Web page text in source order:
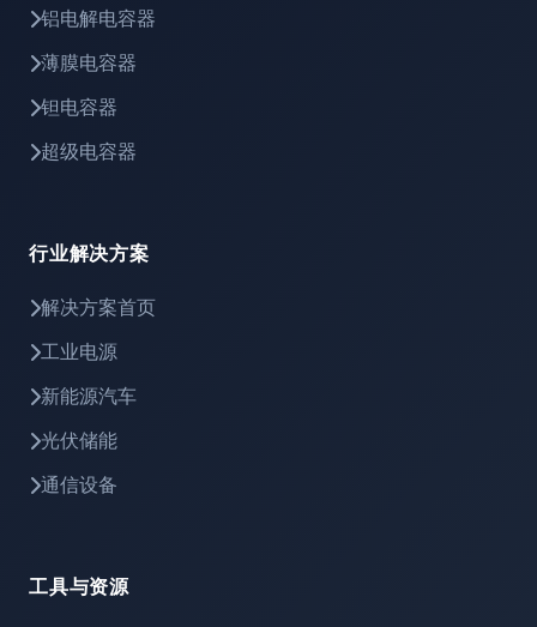
铝电解电容器
薄膜电容器
钽电容器
超级电容器
行业解决方案
解决方案首页
工业电源
新能源汽车
光伏储能
通信设备
工具与资源